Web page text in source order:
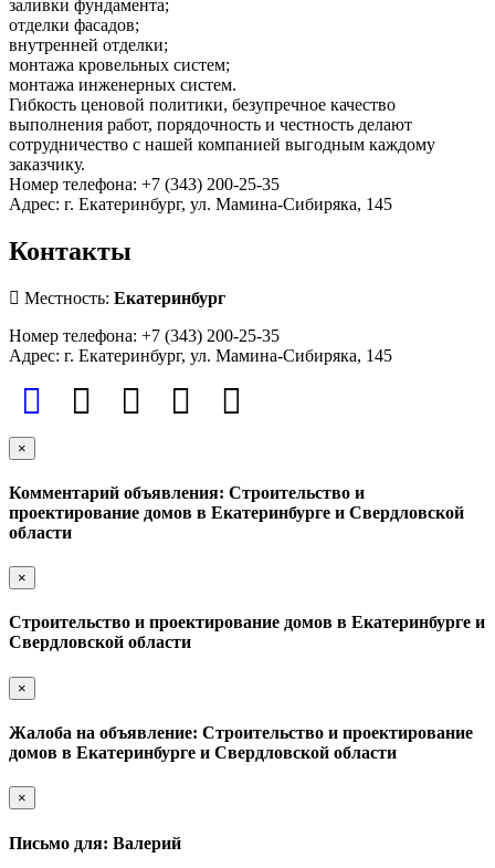
заливки фундамента;
отделки фасадов;
внутренней отделки;
монтажа кровельных систем;
монтажа инженерных систем.
Гибкость ценовой политики, безупречное качество
выполнения работ, порядочность и честность делают
сотрудничество с нашей компанией выгодным каждому
заказчику.
Номер телефона: +7 (343) 200-25-35
Адрес: г. Екатеринбург, ул. Мамина-Сибиряка, 145
Контакты
Местность: Екатеринбург
Номер телефона: +7 (343) 200-25-35
Адрес: г. Екатеринбург, ул. Мамина-Сибиряка, 145
×
Комментарий объявления: Строительство и
проектирование домов в Екатеринбурге и Свердловской
области
×
Строительство и проектирование домов в Екатеринбурге и
Свердловской области
×
Жалоба на объявление: Строительство и проектирование
домов в Екатеринбурге и Свердловской области
×
Письмо для: Валерий